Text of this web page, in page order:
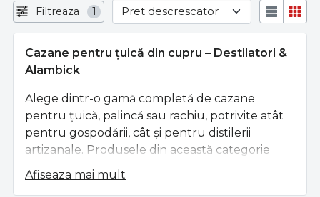
Filtreaza 1
Cazane pentru țuică din cupru – Destilatori &
Alambick
Alege dintr-o gamă completă de cazane
pentru țuică, palincă sau rachiu, potrivite atât
pentru gospodării, cât și pentru distilerii
artizanale. Produsele din această categorie
sunt fabricate din cupru de puritate 99,97% și
inox alimentar, asigurând o distilare eficientă și
Afiseaza mai mult